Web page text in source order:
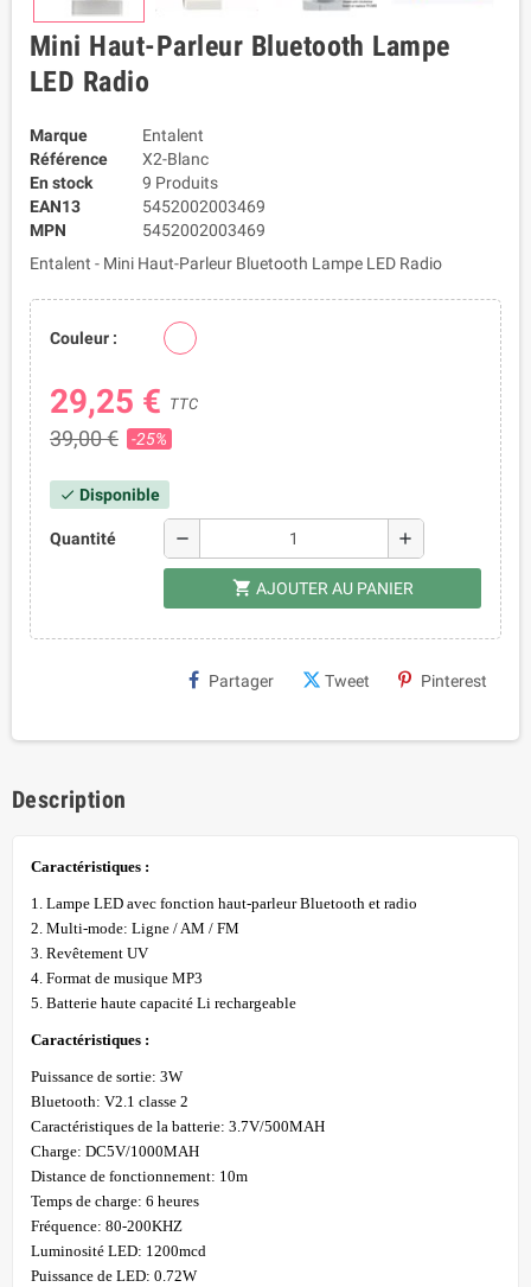
Mini Haut-Parleur Bluetooth Lampe
LED Radio
Marque
Entalent
Référence
X2-Blanc
En stock
9 Produits
EAN13
5452002003469
MPN
5452002003469
Entalent - Mini Haut-Parleur Bluetooth Lampe LED Radio
Couleur :
29,25 € TTC
39,00 € -25%
check Disponible
Quantité remove add
shopping_cart AJOUTER AU PANIER
Partager Tweet Pinterest
Description
Caractéristiques :
1. Lampe LED avec fonction haut-parleur Bluetooth et radio
2. Multi-mode: Ligne / AM / FM
3. Revêtement UV
4. Format de musique MP3
5. Batterie haute capacité Li rechargeable
Caractéristiques :
Puissance de sortie: 3W
Bluetooth: V2.1 classe 2
Caractéristiques de la batterie: 3.7V/500MAH
Charge: DC5V/1000MAH
Distance de fonctionnement: 10m
Temps de charge: 6 heures
Fréquence: 80-200KHZ
Luminosité LED: 1200mcd
Puissance de LED: 0.72W